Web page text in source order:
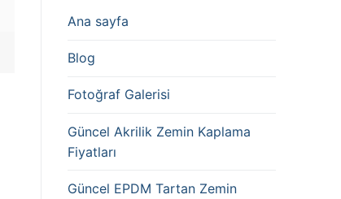
Ana sayfa
Blog
Fotoğraf Galerisi
Güncel Akrilik Zemin Kaplama
Fiyatları
Güncel EPDM Tartan Zemin